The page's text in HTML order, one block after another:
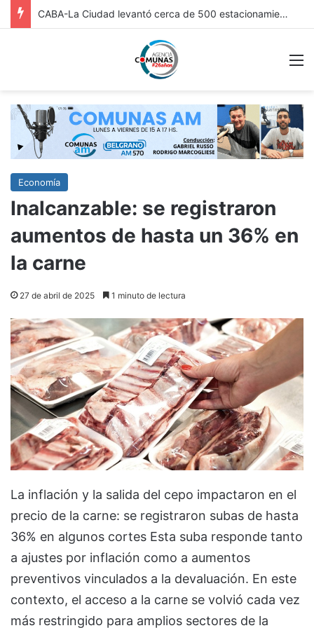
FRICC 2026: EN ITUZAINGÓ ESTÁ ABIERTA LA INSCRIPCIÓN A LAS RONDAS DE VINCULACIÓN PARA ARTESANOS, ARTISTAS Y EMPRENDEDORES CULTURALES
Economía
Inalcanzable: se registraron
aumentos de hasta un 36% en
la carne
27 de abril de 2025 1 minuto de lectura
La inflación y la salida del cepo impactaron en el
precio de la carne: se registraron subas de hasta
36% en algunos cortes Esta suba responde tanto
a ajustes por inflación como a aumentos
preventivos vinculados a la devaluación. En este
contexto, el acceso a la carne se volvió cada vez
más restringido para amplios sectores de la